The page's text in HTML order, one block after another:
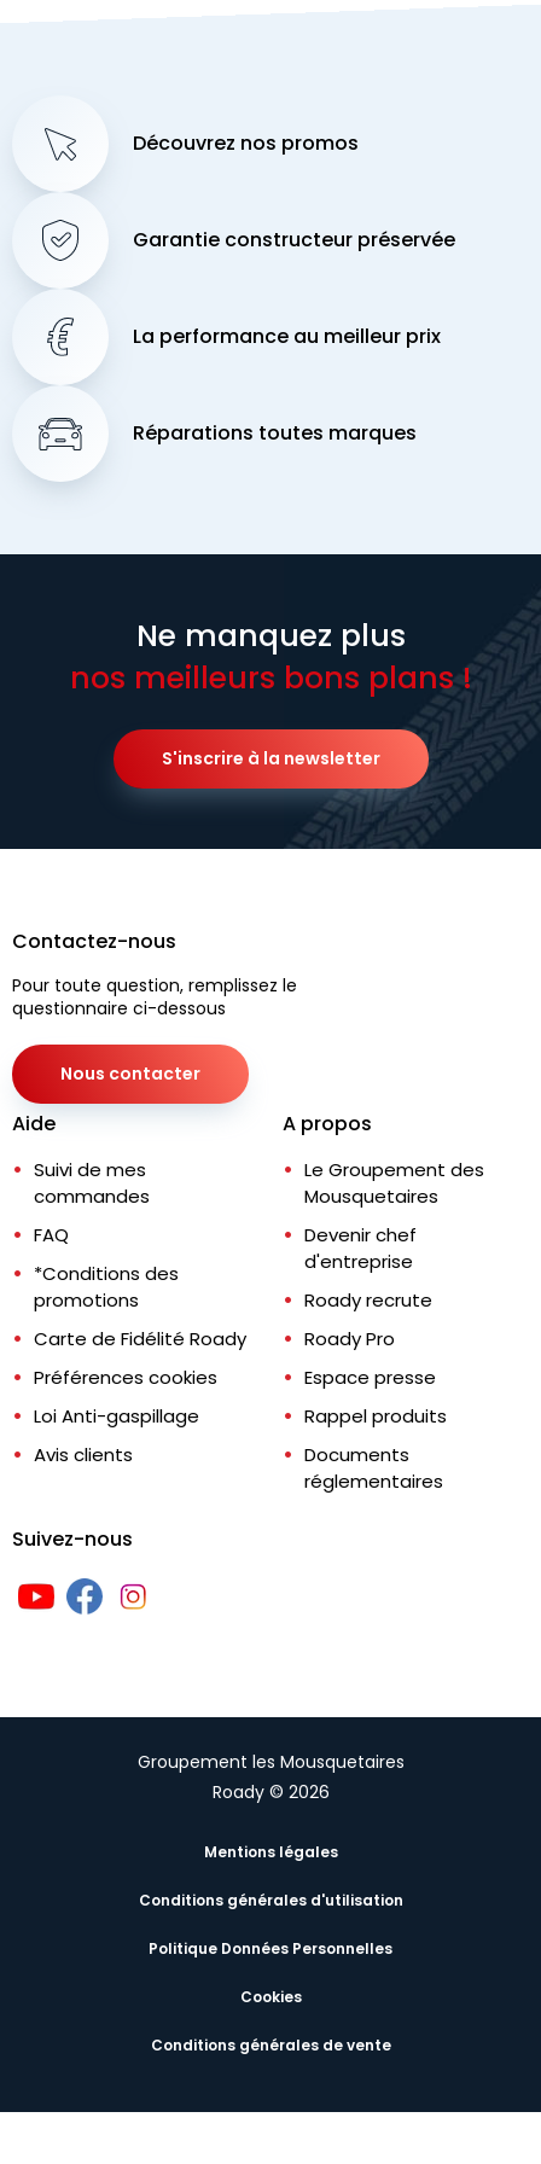
Découvrez nos promos
Garantie constructeur préservée
La performance au meilleur prix
Réparations toutes marques
Ne manquez plus
nos meilleurs bons plans !
S'inscrire à la newsletter
Contactez-nous
Pour toute question, remplissez le
questionnaire ci-dessous
Nous contacter
Aide
Suivi de mes
commandes
FAQ
*Conditions des
promotions
Carte de Fidélité Roady
Préférences cookies
Loi Anti-gaspillage
Avis clients
A propos
Le Groupement des
Mousquetaires
Devenir chef
d'entreprise
Roady recrute
Roady Pro
Espace presse
Rappel produits
Documents
réglementaires
Suivez-nous
Groupement les Mousquetaires
Roady © 2026
Mentions légales
Conditions générales d'utilisation
Politique Données Personnelles
Cookies
Conditions générales de vente